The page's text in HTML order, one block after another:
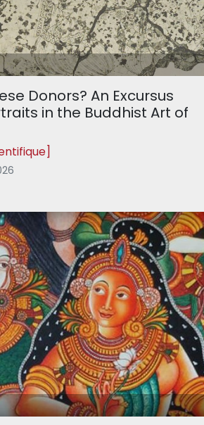
Donors? An Excursus
in the Buddhist Art of